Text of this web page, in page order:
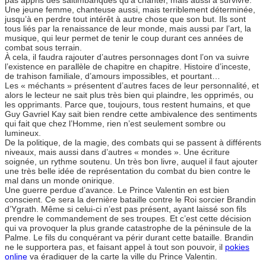
Une jeune femme, chanteuse aussi, mais terriblement déterminée,
jusqu’à en perdre tout intérêt à autre chose que son but. Ils sont
tous liés par la renaissance de leur monde, mais aussi par l’art, la
musique, qui leur permet de tenir le coup durant ces années de
combat sous terrain.
À cela, il faudra rajouter d’autres personnages dont l’on va suivre
l’existence en parallèle de chapitre en chapitre. Histoire d’inceste,
de trahison familiale, d’amours impossibles, et pourtant…
Les « méchants » présentent d’autres faces de leur personnalité, et
alors le lecteur ne sait plus très bien qui plaindre, les opprimés, ou
les opprimants. Parce que, toujours, tous restent humains, et que
Guy Gavriel Kay sait bien rendre cette ambivalence des sentiments
qui fait que chez l’Homme, rien n’est seulement sombre ou
lumineux.
De la politique, de la magie, des combats qui se passent à différents
niveaux, mais aussi dans d’autres « mondes ». Une écriture
soignée, un rythme soutenu. Un très bon livre, auquel il faut ajouter
une très belle idée de représentation du combat du bien contre le
mal dans un monde onirique.
Une guerre perdue d’avance. Le Prince Valentin en est bien
conscient. Ce sera la dernière bataille contre le Roi sorcier Brandin
d’Ygrath. Même si celui-ci n’est pas présent, ayant laissé son fils
prendre le commandement de ses troupes. Et c’est cette décision
qui va provoquer la plus grande catastrophe de la péninsule de la
Palme. Le fils du conquérant va périr durant cette bataille. Brandin
ne le supportera pas, et faisant appel à tout son pouvoir, il pokies
online va éradiquer de la carte la ville du Prince Valentin.